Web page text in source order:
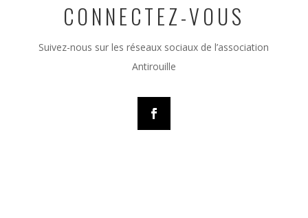
CONNECTEZ-VOUS
Suivez-nous sur les réseaux sociaux de l’association
Antirouille